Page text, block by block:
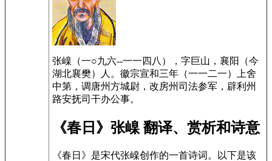
张嵲（一○九六--一一四八），字巨山，襄阳（今
湖北襄樊）人。徽宗宣和三年（一一二一）上舍
中第，调唐州方城尉，改房州司法参军，辟利州
路安抚司干办公事。
《春日》张嵲 翻译、赏析和诗意
《春日》是宋代张嵲创作的一首诗词。以下是该